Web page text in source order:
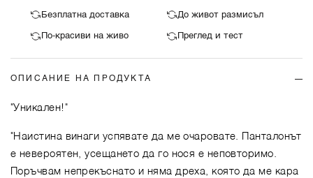
Безплатна доставка До живот размисъл
По-красиви на живо Преглед и тест
ОПИСАНИЕ НА ПРОДУКТА
"Уникален!"
"Наистина винаги успявате да ме очаровате. Панталонът
е невероятен, усещането да го нося е неповторимо.
Поръчвам непрекъснато и няма дреха, която да ме кара